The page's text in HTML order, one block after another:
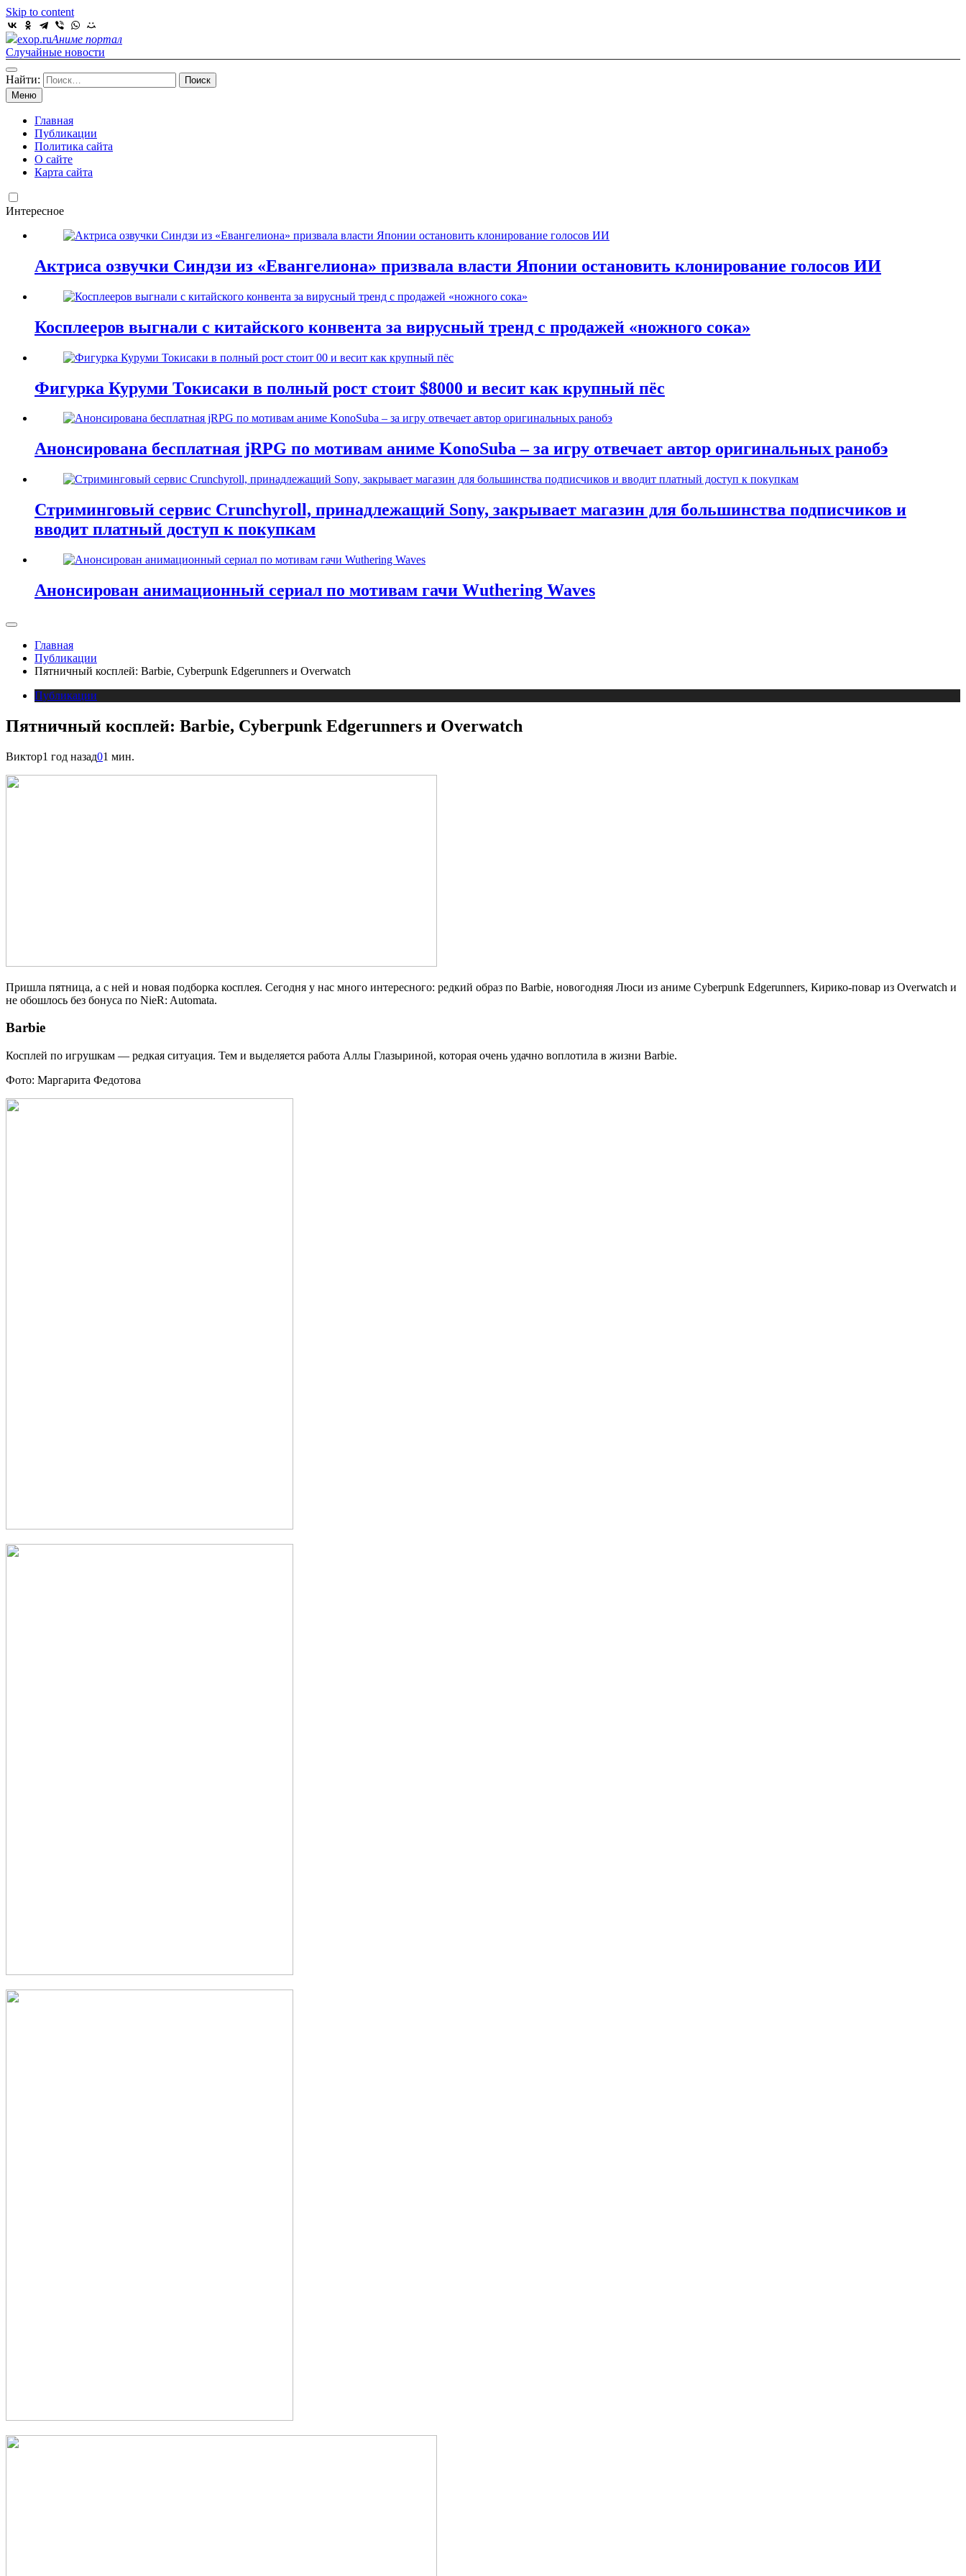
Skip to content
exop.ruАниме портал
Случайные новости
Найти:
Меню
Главная
Публикации
Политика сайта
О сайте
Карта сайта
Интересное
Актриса озвучки Синдзи из «Евангелиона» призвала власти Японии остановить клонирование голосов ИИ
Косплееров выгнали с китайского конвента за вирусный тренд с продажей «ножного сока»
Фигурка Куруми Токисаки в полный рост стоит $8000 и весит как крупный пёс
Анонсирована бесплатная jRPG по мотивам аниме KonoSuba – за игру отвечает автор оригинальных ранобэ
Стриминговый сервис Crunchyroll, принадлежащий Sony, закрывает магазин для большинства подписчиков и
вводит платный доступ к покупкам
Анонсирован анимационный сериал по мотивам гачи Wuthering Waves
Главная
Публикации
Пятничный косплей: Barbie, Cyberpunk Edgerunners и Overwatch
Публикации
Пятничный косплей: Barbie, Cyberpunk Edgerunners и Overwatch
Виктор1 год назад01 мин.
Пришла пятница, а с ней и новая подборка косплея. Сегодня у нас много интересного: редкий образ по Barbie, новогодняя Люси из аниме Cyberpunk Edgerunners, Кирико-повар из Overwatch и
не обошлось без бонуса по NieR: Automata.
Barbie
Косплей по игрушкам — редкая ситуация. Тем и выделяется работа Аллы Глазыриной, которая очень удачно воплотила в жизни Barbie.
Фото: Маргарита Федотова